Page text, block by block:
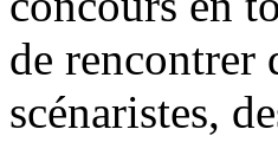
de rencontrer
scénaristes,